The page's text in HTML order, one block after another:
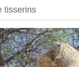
tisserins